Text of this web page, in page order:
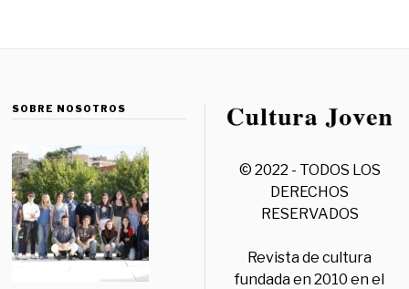
SOBRE NOSOTROS
© 2022 - TODOS LOS
DERECHOS
RESERVADOS
Revista de cultura
fundada en 2010 en el